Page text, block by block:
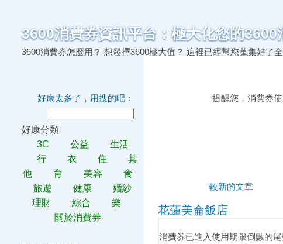
3600消費券資訊平台：極大化您的3600
3600消費券怎麼用？ 想發擇3600極大值？ 這裡已經幫您蒐集好了
好康太多了，用搜的吧：
好康分類
3C
公益
生活
行
衣 住
其
他
育 美容
食
旅遊
健康
婚紗
理財
綜合
樂
關於消費券
提醒您，消費券
較新的文章
花蓮美侖飯店
消費券已進入使用期限倒數的